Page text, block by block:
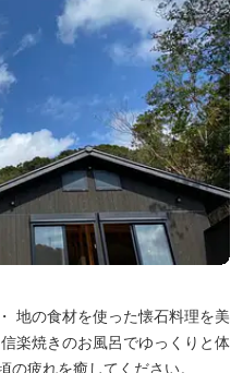
地の食材を使った懐石料理を美
楽焼きのお風呂でゆっくりと体
疲れを癒してください。